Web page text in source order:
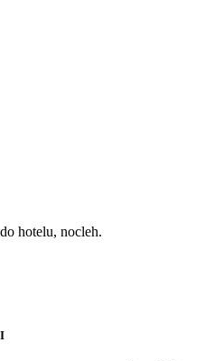
hotelu, nocleh.